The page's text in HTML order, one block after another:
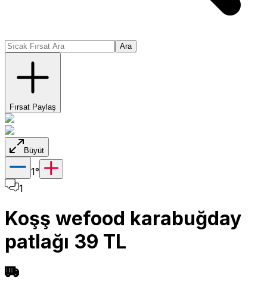
Ara
Fırsat Paylaş
Büyüt
1°
1
Koşş wefood karabuğday
patlağı 39 TL